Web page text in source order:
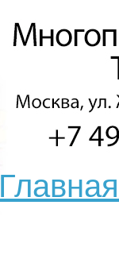
Главная